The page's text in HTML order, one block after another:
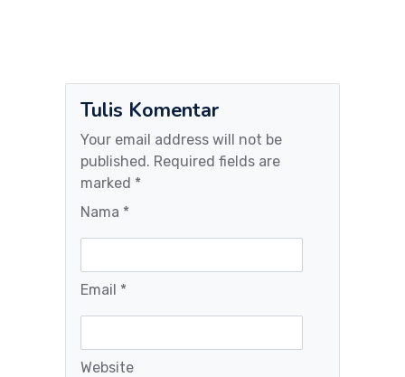
Tulis Komentar
Your email address will not be
published. Required fields are
marked *
Nama *
Email *
Website